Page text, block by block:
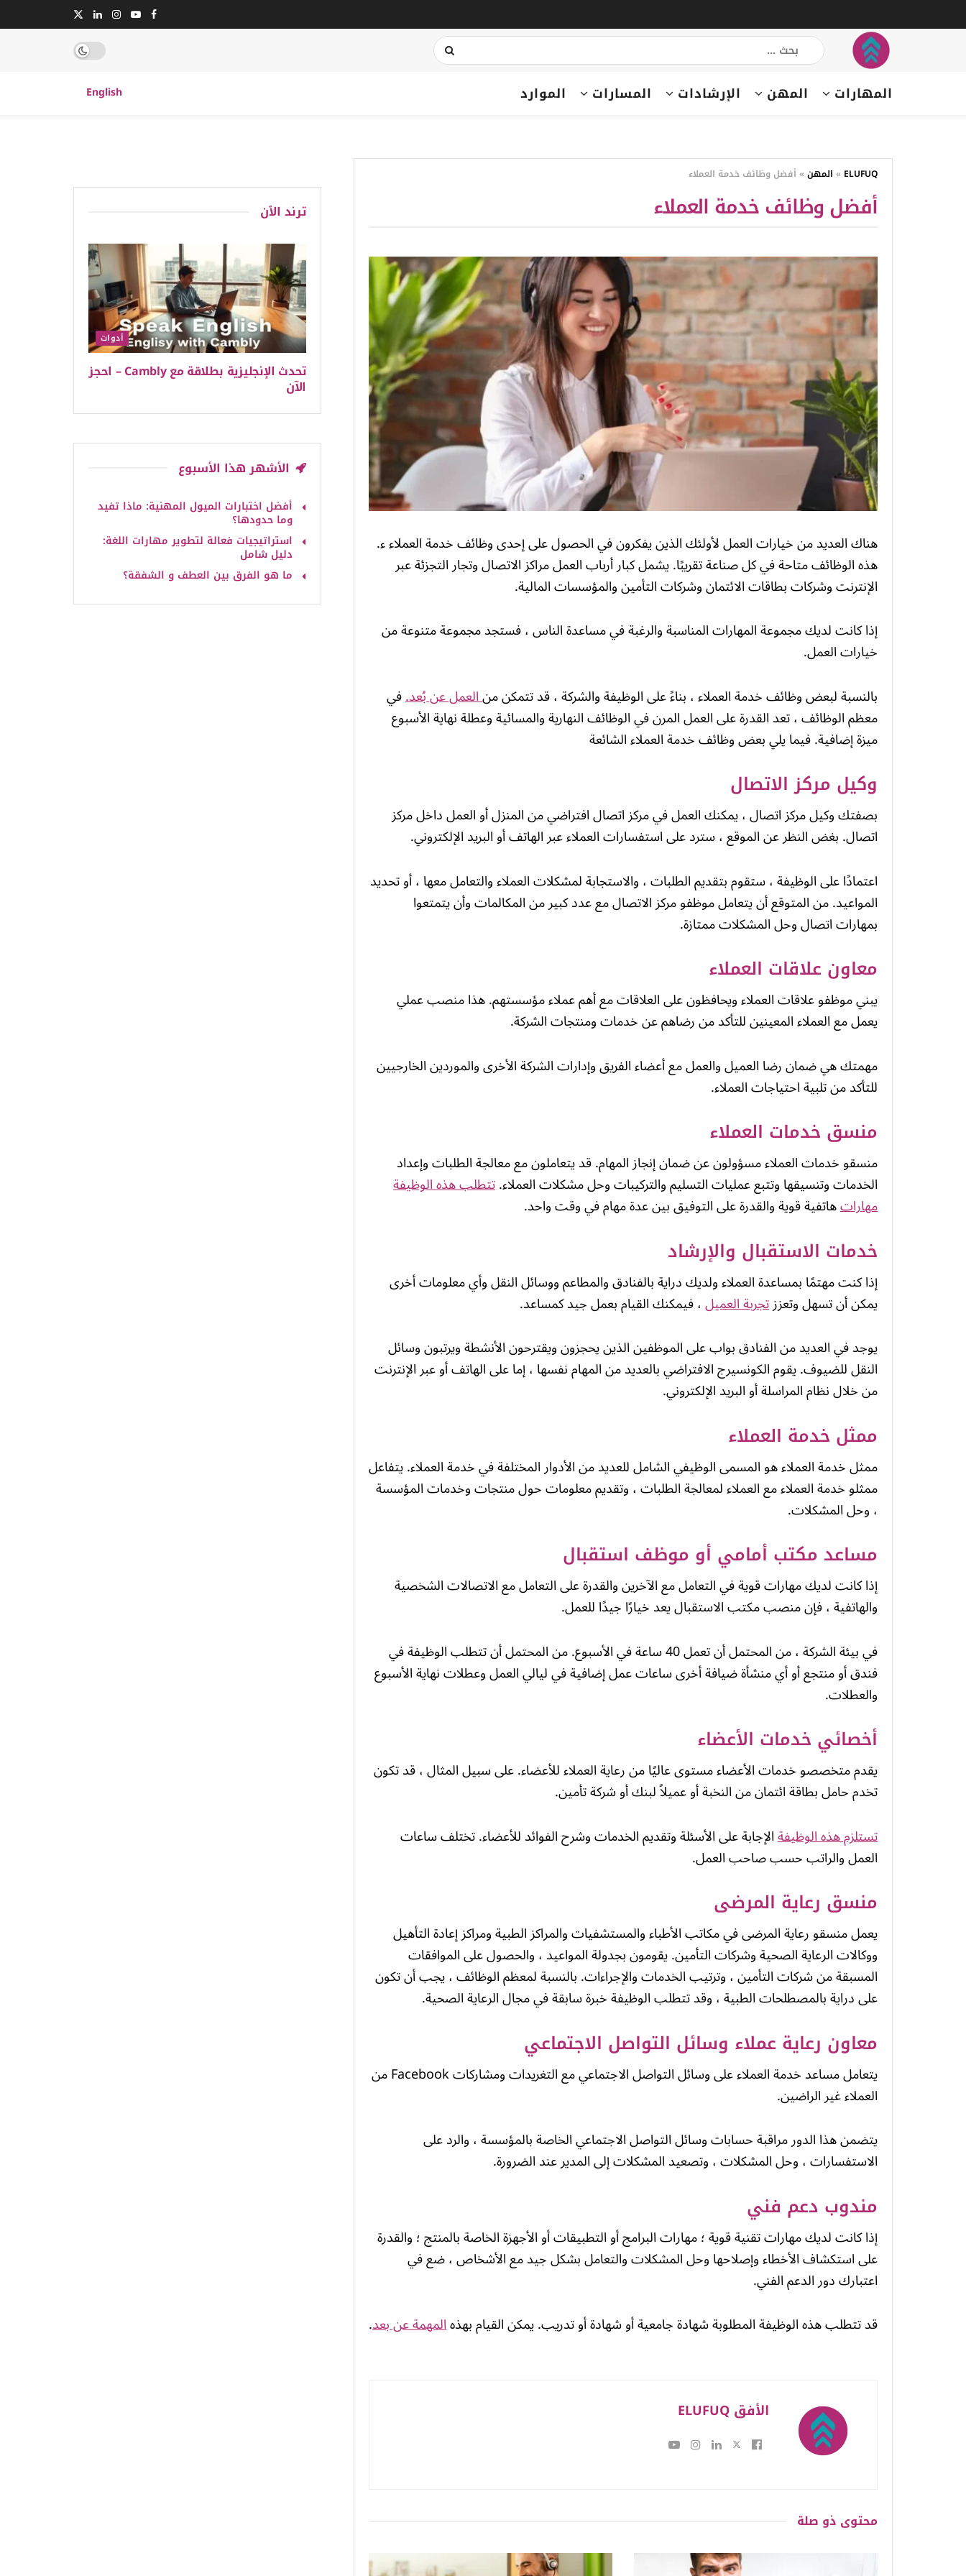
المهارات المهن الإرشادات المسارات الموارد English
ELUFUQ
» المهن » أفضل وظائف خدمة العملاء
أفضل وظائف خدمة العملاء
هناك العديد من خيارات العمل لأولئك الذين يفكرون في الحصول على إحدى وظائف خدمة العملاء ء.
هذه الوظائف متاحة في كل صناعة تقريبًا. يشمل كبار أرباب العمل مراكز الاتصال وتجار التجزئة عبر
الإنترنت وشركات بطاقات الائتمان وشركات التأمين والمؤسسات المالية.
إذا كانت لديك مجموعة المهارات المناسبة والرغبة في مساعدة الناس ، فستجد مجموعة متنوعة من
خيارات العمل.
بالنسبة لبعض وظائف خدمة العملاء ، بناءً على الوظيفة والشركة ، قد تتمكن منالعمل عن بُعد.في
معظم الوظائف ، تعد القدرة على العمل المرن في الوظائف النهارية والمسائية وعطلة نهاية الأسبوع
ميزة إضافية. فيما يلي بعض وظائف خدمة العملاء الشائعة
وكيل مركز الاتصال
بصفتك وكيل مركز اتصال ، يمكنك العمل في مركز اتصال افتراضي من المنزل أو العمل داخل مركز
اتصال. بغض النظر عن الموقع ، سترد على استفسارات العملاء عبر الهاتف أو البريد الإلكتروني.
اعتمادًا على الوظيفة ، ستقوم بتقديم الطلبات ، والاستجابة لمشكلات العملاء والتعامل معها ، أو تحديد
المواعيد. من المتوقع أن يتعامل موظفو مركز الاتصال مع عدد كبير من المكالمات وأن يتمتعوا
بمهارات اتصال وحل المشكلات ممتازة.
معاون علاقات العملاء
يبني موظفو علاقات العملاء ويحافظون على العلاقات مع أهم عملاء مؤسستهم. هذا منصب عملي
يعمل مع العملاء المعينين للتأكد من رضاهم عن خدمات ومنتجات الشركة.
مهمتك هي ضمان رضا العميل والعمل مع أعضاء الفريق وإدارات الشركة الأخرى والموردين الخارجيين
للتأكد من تلبية احتياجات العملاء.
منسق خدمات العملاء
منسقو خدمات العملاء مسؤولون عن ضمان إنجاز المهام. قد يتعاملون مع معالجة الطلبات وإعداد
الخدمات وتنسيقها وتتبع عمليات التسليم والتركيبات وحل مشكلات العملاء.تتطلب هذه الوظيفة
مهاراتهاتفية قوية والقدرة على التوفيق بين عدة مهام في وقت واحد.
خدمات الاستقبال والإرشاد
إذا كنت مهتمًا بمساعدة العملاء ولديك دراية بالفنادق والمطاعم ووسائل النقل وأي معلومات أخرى
يمكن أن تسهل وتعززتجربة العميل، فيمكنك القيام بعمل جيد كمساعد.
يوجد في العديد من الفنادق بواب على الموظفين الذين يحجزون ويقترحون الأنشطة ويرتبون وسائل
النقل للضيوف. يقوم الكونسيرج الافتراضي بالعديد من المهام نفسها ، إما على الهاتف أو عبر الإنترنت
من خلال نظام المراسلة أو البريد الإلكتروني.
ممثل خدمة العملاء
ممثل خدمة العملاء هو المسمى الوظيفي الشامل للعديد من الأدوار المختلفة في خدمة العملاء. يتفاعل
ممثلو خدمة العملاء مع العملاء لمعالجة الطلبات ، وتقديم معلومات حول منتجات وخدمات المؤسسة
، وحل المشكلات.
مساعد مكتب أمامي أو موظف استقبال
إذا كانت لديك مهارات قوية في التعامل مع الآخرين والقدرة على التعامل مع الاتصالات الشخصية
والهاتفية ، فإن منصب مكتب الاستقبال يعد خيارًا جيدًا للعمل.
في بيئة الشركة ، من المحتمل أن تعمل 40 ساعة في الأسبوع. من المحتمل أن تتطلب الوظيفة في
فندق أو منتجع أو أي منشأة ضيافة أخرى ساعات عمل إضافية في ليالي العمل وعطلات نهاية الأسبوع
والعطلات.
أخصائي خدمات الأعضاء
يقدم متخصصو خدمات الأعضاء مستوى عاليًا من رعاية العملاء للأعضاء. على سبيل المثال ، قد تكون
تخدم حامل بطاقة ائتمان من النخبة أو عميلاً لبنك أو شركة تأمين.
تستلزم هذه الوظيفةالإجابة على الأسئلة وتقديم الخدمات وشرح الفوائد للأعضاء. تختلف ساعات
العمل والراتب حسب صاحب العمل.
منسق رعاية المرضى
يعمل منسقو رعاية المرضى في مكاتب الأطباء والمستشفيات والمراكز الطبية ومراكز إعادة التأهيل
ووكالات الرعاية الصحية وشركات التأمين. يقومون بجدولة المواعيد ، والحصول على الموافقات
المسبقة من شركات التأمين ، وترتيب الخدمات والإجراءات. بالنسبة لمعظم الوظائف ، يجب أن تكون
على دراية بالمصطلحات الطبية ، وقد تتطلب الوظيفة خبرة سابقة في مجال الرعاية الصحية.
معاون رعاية عملاء وسائل التواصل الاجتماعي
يتعامل مساعد خدمة العملاء على وسائل التواصل الاجتماعي مع التغريدات ومشاركات Facebook من
العملاء غير الراضين.
يتضمن هذا الدور مراقبة حسابات وسائل التواصل الاجتماعي الخاصة بالمؤسسة ، والرد على
الاستفسارات ، وحل المشكلات ، وتصعيد المشكلات إلى المدير عند الضرورة.
مندوب دعم فني
إذا كانت لديك مهارات تقنية قوية ؛ مهارات البرامج أو التطبيقات أو الأجهزة الخاصة بالمنتج ؛ والقدرة
على استكشاف الأخطاء وإصلاحها وحل المشكلات والتعامل بشكل جيد مع الأشخاص ، ضع في
اعتبارك دور الدعم الفني.
قد تتطلب هذه الوظيفة المطلوبة شهادة جامعية أو شهادة أو تدريب. يمكن القيام بهذهالمهمة عن بعد.
الأفق ELUFUQ
محتوى ذو صلة
ترند الٱن
أدوات
تحدث الإنجليزية بطلاقة مع Cambly – احجز
الآن
الأشهر هذا الأسبوع
أفضل اختبارات الميول المهنية: ماذا تفيد
وما حدودها؟
استراتيجيات فعالة لتطوير مهارات اللغة:
دليل شامل
ما هو الفرق بين العطف و الشفقة؟